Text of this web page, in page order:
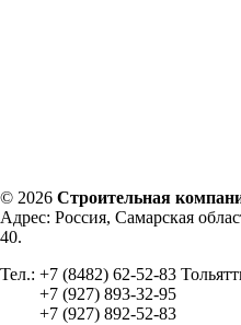
© 2026 Строительная
Адрес: Россия, Самарская
40.
Тел.: +7 (8482) 62-52-83
+7 (927) 893-32-95
+7 (927) 892-52-83